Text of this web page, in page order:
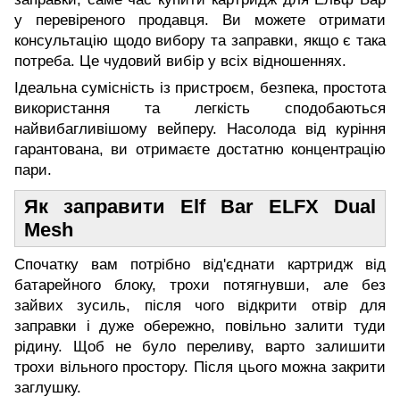
у перевіреного продавця. Ви можете отримати
консультацію щодо вибору та заправки, якщо є така
потреба. Це чудовий вибір у всіх відношеннях.
Ідеальна сумісність із пристроєм, безпека, простота
використання та легкість сподобаються
найвибагливішому вейперу. Насолода від куріння
гарантована, ви отримаєте достатню концентрацію
пари.
Як заправити Elf Bar ELFX Dual
Mesh
Спочатку вам потрібно від'єднати картридж від
батарейного блоку, трохи потягнувши, але без
зайвих зусиль, після чого відкрити отвір для
заправки і дуже обережно, повільно залити туди
рідину. Щоб не було переливу, варто залишити
трохи вільного простору. Після цього можна закрити
заглушку.